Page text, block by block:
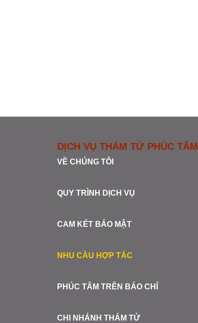
DỊCH VỤ THÁM TỬ PHÚC TÂM
VỀ CHÚNG TÔI
QUY TRÌNH DỊCH VỤ
CAM KẾT BẢO MẬT
NHU CẦU HỢP TÁC
PHÚC TÂM TRÊN BÁO CHÍ
CHI NHÁNH THÁM TỬ